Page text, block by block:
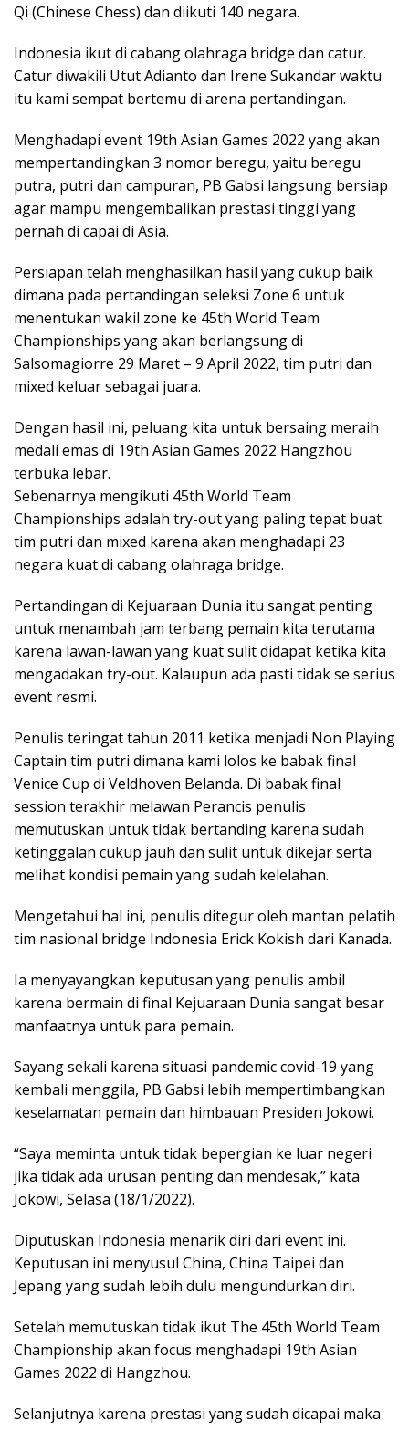
Qi (Chinese Chess) dan diikuti 140 negara.
Indonesia ikut di cabang olahraga bridge dan catur.
Catur diwakili Utut Adianto dan Irene Sukandar waktu
itu kami sempat bertemu di arena pertandingan.
Menghadapi event 19th Asian Games 2022 yang akan
mempertandingkan 3 nomor beregu, yaitu beregu
putra, putri dan campuran, PB Gabsi langsung bersiap
agar mampu mengembalikan prestasi tinggi yang
pernah di capai di Asia.
Persiapan telah menghasilkan hasil yang cukup baik
dimana pada pertandingan seleksi Zone 6 untuk
menentukan wakil zone ke 45th World Team
Championships yang akan berlangsung di
Salsomagiorre 29 Maret – 9 April 2022, tim putri dan
mixed keluar sebagai juara.
Dengan hasil ini, peluang kita untuk bersaing meraih
medali emas di 19th Asian Games 2022 Hangzhou
terbuka lebar.
Sebenarnya mengikuti 45th World Team
Championships adalah try-out yang paling tepat buat
tim putri dan mixed karena akan menghadapi 23
negara kuat di cabang olahraga bridge.
Pertandingan di Kejuaraan Dunia itu sangat penting
untuk menambah jam terbang pemain kita terutama
karena lawan-lawan yang kuat sulit didapat ketika kita
mengadakan try-out. Kalaupun ada pasti tidak se serius
event resmi.
Penulis teringat tahun 2011 ketika menjadi Non Playing
Captain tim putri dimana kami lolos ke babak final
Venice Cup di Veldhoven Belanda. Di babak final
session terakhir melawan Perancis penulis
memutuskan untuk tidak bertanding karena sudah
ketinggalan cukup jauh dan sulit untuk dikejar serta
melihat kondisi pemain yang sudah kelelahan.
Mengetahui hal ini, penulis ditegur oleh mantan pelatih
tim nasional bridge Indonesia Erick Kokish dari Kanada.
Ia menyayangkan keputusan yang penulis ambil
karena bermain di final Kejuaraan Dunia sangat besar
manfaatnya untuk para pemain.
Sayang sekali karena situasi pandemic covid-19 yang
kembali menggila, PB Gabsi lebih mempertimbangkan
keselamatan pemain dan himbauan Presiden Jokowi.
“Saya meminta untuk tidak bepergian ke luar negeri
jika tidak ada urusan penting dan mendesak,” kata
Jokowi, Selasa (18/1/2022).
Diputuskan Indonesia menarik diri dari event ini.
Keputusan ini menyusul China, China Taipei dan
Jepang yang sudah lebih dulu mengundurkan diri.
Setelah memutuskan tidak ikut The 45th World Team
Championship akan focus menghadapi 19th Asian
Games 2022 di Hangzhou.
Selanjutnya karena prestasi yang sudah dicapai maka